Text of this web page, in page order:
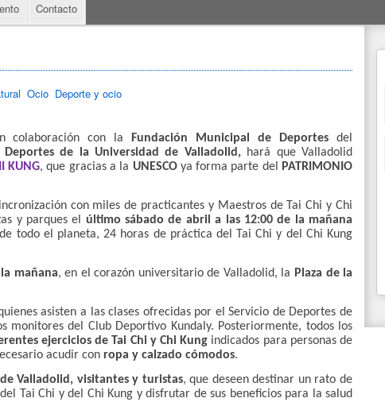
Contacto
Ocio Deporte y ocio
colaboración con laFundación Municipal de Deportes del
Deportes de la Universidad de Valladolid,hará que Valladolid
KUNG, que gracias a la UNESCOya forma parte del PATRIMONIO
con miles de practicantes y Maestros de Tai Chi y Chi
y parques el último sábado de abril a las 12:00 de la mañana
todo el planeta, 24 horas de práctica del Tai Chi y del Chi Kung
mañana, en el corazón universitario de Valladolid, la Plaza de la
asisten a las clases ofrecidas por el Servicio de Deportes de
monitores del Club Deportivo Kundaly. Posteriormente, todos los
ejercicios de Tai Chi y Chi Kung indicados para personas de
acudir con ropa y calzado cómodos.
Valladolid, visitantes y turistas, que deseen destinar un rato de
Tai Chi y del Chi Kung y disfrutar de sus beneficios para la salud